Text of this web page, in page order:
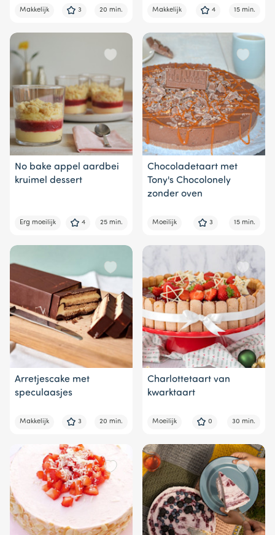
Makkelijk 3 20 min. Makkelijk 4 15 min.
No bake appel aardbei
kruimel dessert
Erg moeilijk 4 25 min.
Chocoladetaart met
Tony's Chocolonely
zonder oven
Moeilijk 3 15 min.
Arretjescake met
speculaasjes
Makkelijk 3 20 min.
Charlottetaart van
kwarktaart
Moeilijk 0 30 min.